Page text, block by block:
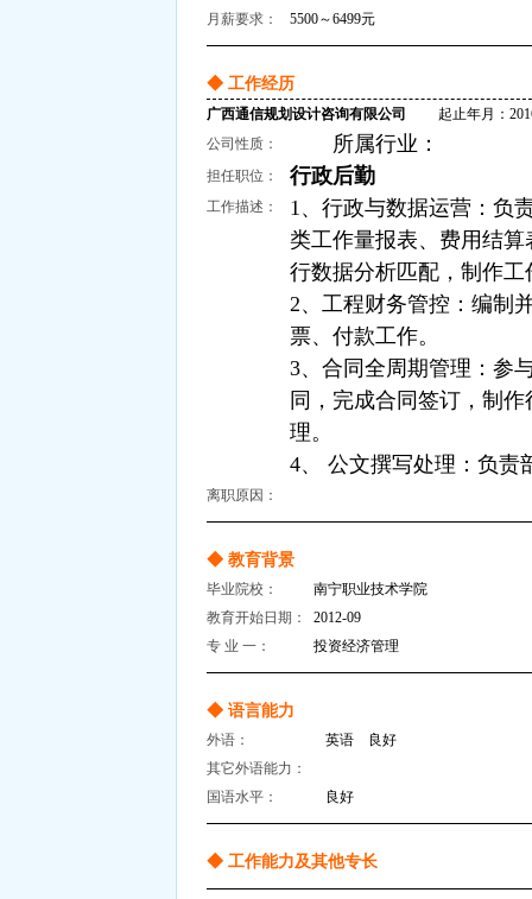
月薪要求：
5500～6499元
◆ 工作经历
广西通信规划设计咨询有限公司
起止年月：
公司性质：
所属行业：
担任职位： 行政后勤
工作描述：
1、行政与数据运营：负
类工作量报表、费用结
行数据分析匹配，制作工
2、工程财务管控：编制
票、付款工作。
3、合同全周期管理：参
同，完成合同签订，制
理。
4、 公文撰写处理：负责
离职原因：
◆ 教育背景
毕业院校：
南宁职业技术学院
教育开始日期：
2012-09
专 业 一：
投资经济管理
◆ 语言能力
外语：
英语 良好
其它外语能力：
国语水平：
良好
◆ 工作能力及其他专长